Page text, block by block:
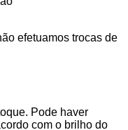
efetuamos trocas de
Pode haver
com o brilho do